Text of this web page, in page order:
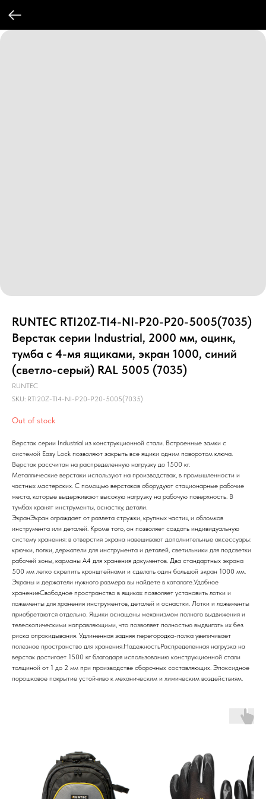
RUNTEC RTI20Z-TI4-NI-P20-P20-5005(7035)
Верстак серии Industrial, 2000 мм, оцинк,
тумба с 4-мя ящиками, экран 1000, синий
(светло-серый) RAL 5005 (7035)
RUNTEC
SKU: RTI20Z-TI4-NI-P20-P20-5005(7035)
Out of stock
Верстак серии Industrial из конструкционной стали. Встроенные замки с
системой Easy Lock позволяют закрыть все ящики одним поворотом ключа.
Верстак рассчитан на распределенную нагрузку до 1500 кг.
Металлические верстаки используют на производствах, в промышленности и
частных мастерских. С помощью верстаков оборудуют стационарные рабочие
места, которые выдерживают высокую нагрузку на рабочую поверхность. В
тумбах хранят инструменты, оснастку, детали.
ЭкранЭкран ограждает от разлета стружки, крупных частиц и обломков
инструмента или деталей. Кроме того, он позволяет создать индивидуальную
систему хранения: в отверстия экрана навешивают дополнительные аксессуары:
крючки, полки, держатели для инструмента и деталей, светильники для подсветки
рабочей зоны, карманы А4 для хранения документов. Два стандартных экрана
500 мм легко скрепить кронштейнами и сделать один большой экран 1000 мм.
Экраны и держатели нужного размера вы найдете в каталоге.Удобное
хранениеСвободное пространство в ящиках позволяет установить лотки и
ложементы для хранения инструментов, деталей и оснастки. Лотки и ложементы
приобретаются отдельно. Ящики оснащены механизмом полного выдвижения и
телескопическими направляющими, что позволяет полностью выдвигать их без
риска опрокидывания. Удлиненная задняя перегородка-полка увеличивает
полезное пространство для хранения.НадежностьРаспределенная нагрузка на
верстак достигает 1500 кг благодаря использованию конструкционной стали
толщиной от 1 до 2 мм при производстве сборочных составляющих. Эпоксидное
порошковое покрытие устойчиво к механическим и химическим воздействиям.